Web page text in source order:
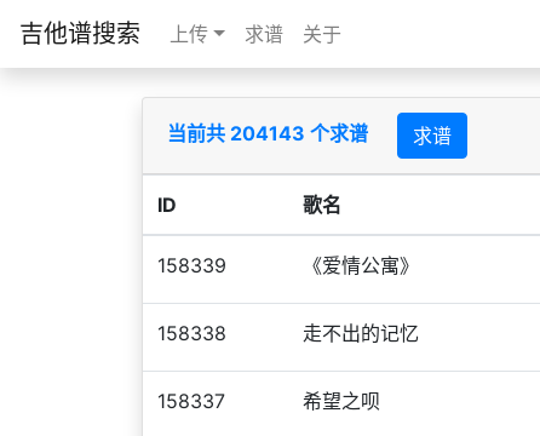
吉他谱搜索 上传 求谱 关于
当前共 204143 个求谱 求谱
ID 歌名
158339 《爱情公寓》
158338 走不出的记忆
158337 希望之呗